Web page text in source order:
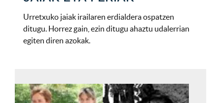
Urretxuko jaiak irailaren erdialdera ospatzen
ditugu. Horrez gain, ezin ditugu ahaztu udalerrian
egiten diren azokak.